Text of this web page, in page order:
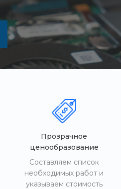
Прозрачное
ценообразование
Составляем список
необходимых работ и
указываем стоимость